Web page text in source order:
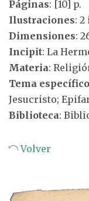
Páginas: [10] p.
Ilustraciones: 2
Dimensiones:
Incipit: La
Materia:
Tema específico
Jesucristo;
Biblioteca:
Volver